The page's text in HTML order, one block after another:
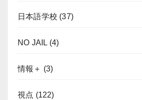
日本語学校 (37)
NO JAIL (4)
情報＋ (3)
視点 (122)